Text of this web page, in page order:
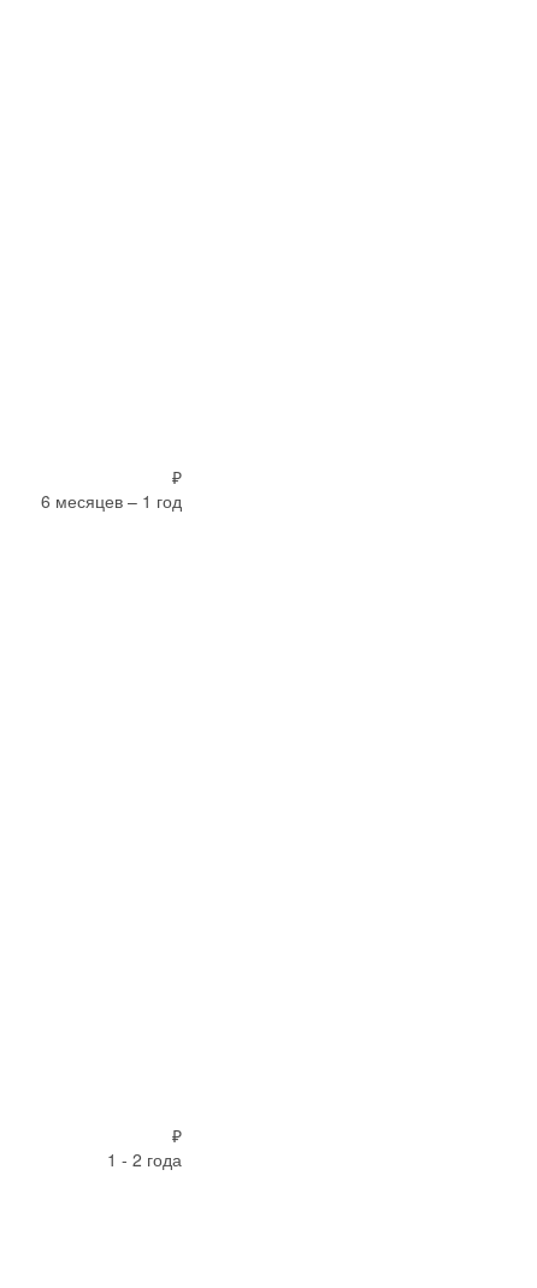
₽
6 месяцев – 1 год
₽
1 - 2 года